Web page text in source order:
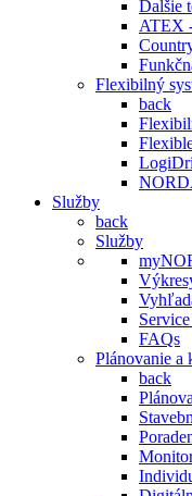
Ďalšie
ATEX
Flexibilný
back
Služby
back
Služby
FAQs
Plánovanie a
back